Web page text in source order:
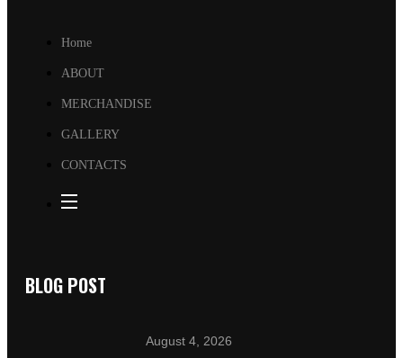
Home
ABOUT
MERCHANDISE
GALLERY
CONTACTS
BLOG POST
August 4, 2026